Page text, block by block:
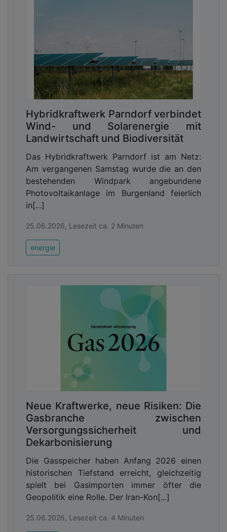
Hybridkraftwerk Parndorf verbindet
Wind- und Solarenergie mit
Landwirtschaft und Biodiversität
Das Hybridkraftwerk Parndorf ist am Netz:
Am vergangenen Samstag wurde die an den
bestehenden Windpark angebundene
Photovoltaikanlage im Burgenland feierlich
in[...]
25.06.2026, Lesezeit ca. 2 Minuten
energie
Neue Kraftwerke, neue Risiken: Die
Gasbranche zwischen
Versorgungssicherheit und
Dekarbonisierung
Die Gasspeicher haben Anfang 2026 einen
historischen Tiefstand erreicht, gleichzeitig
spielt bei Gasimporten immer öfter die
Geopolitik eine Rolle. Der Iran-Kon[...]
25.06.2026, Lesezeit ca. 4 Minuten